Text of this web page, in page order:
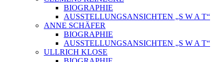
BIOGRAPHIE
AUSSTELLUNGSANSICHTEN „S W A T“
ANNE SCHÄFER
BIOGRAPHIE
AUSSTELLUNGSANSICHTEN „S W A T“
ULLRICH KLOSE